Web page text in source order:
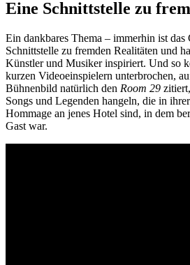
Eine Schnittstelle zu
Ein dankbares Thema – immerhin ist das
Schnittstelle zu fremden Realitäten und
Künstler und Musiker inspiriert. Und so
kurzen Videoeinspielern unterbrochen,
Bühnenbild natürlich den Room 29
Songs und Legenden hangeln, die in
Hommage an jenes Hotel sind, in dem
Gast war.